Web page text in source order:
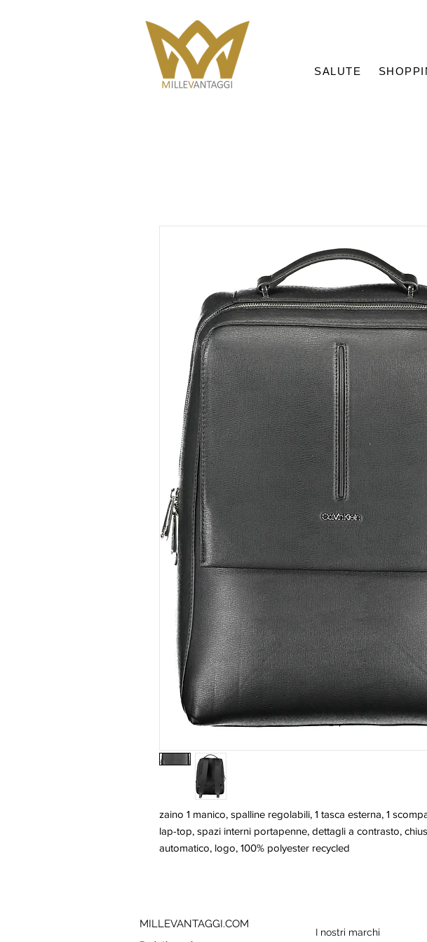
SALUTE
zaino 1 manico, spalline regolabili, 1 tasca esterna, 1
lap-top, spazi interni portapenne, dettagli a contrasto,
automatico, logo, 100% polyester recycled
MILLEVANTAGGI.COM
I nostri marchi